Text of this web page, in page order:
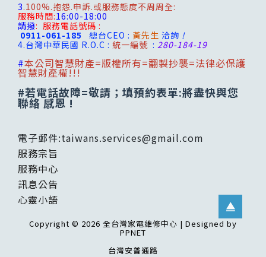
3.100%.抱怨.申訴.或服務態度不周周全:
服務時間:16:00-18:00
請撥: 服務電話號碼 :
0911-061-185 總台CEO : 黃先生 洽詢 !
4.台灣中華民國 R.O.C : 統一編號 : 280-184-19
#本公司智慧財產=版權所有=翻製抄襲=法律必保護
智慧財產權!!!
#若電話故障=敬請；填預約表單:將盡快與您
聯絡 感恩 !
電子郵件:taiwans.services@gmail.com
服務宗旨
服務中心
訊息公告
心靈小語
Copyright © 2026 全台灣家電維修中心 | Designed by
PPNET
台灣安普通路